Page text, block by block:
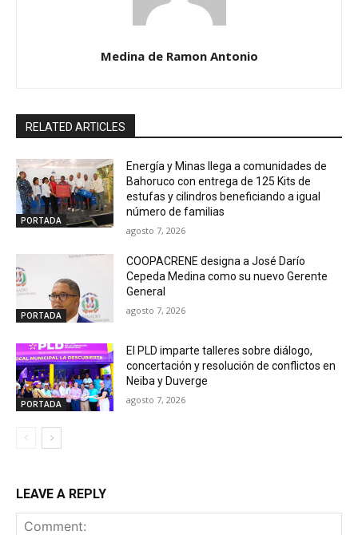
Medina de Ramon Antonio
RELATED ARTICLES
PORTADA
Energía y Minas llega a comunidades de
Bahoruco con entrega de 125 Kits de
estufas y cilindros beneficiando a igual
número de familias
agosto 7, 2026
PORTADA
COOPACRENE designa a José Darío
Cepeda Medina como su nuevo Gerente
General
agosto 7, 2026
PORTADA
El PLD imparte talleres sobre diálogo,
concertación y resolución de conflictos en
Neiba y Duverge
agosto 7, 2026
LEAVE A REPLY